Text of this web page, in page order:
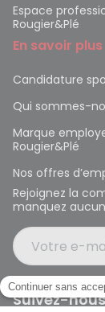
Espace
Rougier&Plé
En savoir plus
Candidature
Qui sommes-
Marque
Rougier&Plé
Nos offres
Rejoignez la
manquez
Votre e-
Suivez-nous